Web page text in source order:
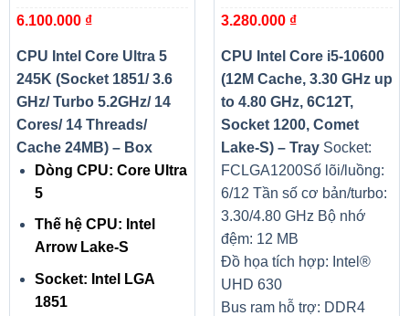
Threads/ Cache 24MB) – Box
6.100.000 ₫
CPU Intel Core Ultra 5
245K (Socket 1851/ 3.6
GHz/ Turbo 5.2GHz/ 14
Cores/ 14 Threads/
Cache 24MB) – Box
Dòng CPU: Core Ultra
5
Thế hệ CPU: Intel
Arrow Lake-S
Socket: Intel LGA
1851
1200, Comet Lake-S) – Tray
3.280.000 ₫
CPU Intel Core i5-10600
(12M Cache, 3.30 GHz up
to 4.80 GHz, 6C12T,
Socket 1200, Comet
Lake-S) – Tray Socket:
FCLGA1200Số lõi/luồng:
6/12 Tần số cơ bản/turbo:
3.30/4.80 GHz Bộ nhớ
đệm: 12 MB
Đồ họa tích hợp: Intel®
UHD 630
Bus ram hỗ trợ: DDR4